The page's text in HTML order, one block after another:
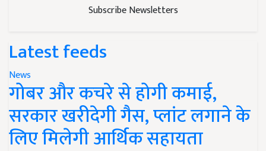
Subscribe Newsletters
Latest feeds
News
गोबर और कचरे से होगी कमाई,
सरकार खरीदेगी गैस, प्लांट लगाने के
लिए मिलेगी आर्थिक सहायता